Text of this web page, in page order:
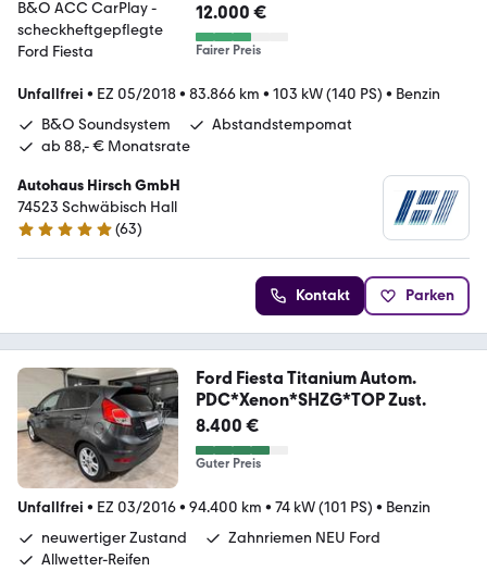
12.000 €
Fairer Preis
Unfallfrei • EZ 05/2018• 83.866 km • 103 kW (140 PS) • Benzin
B&O Soundsystem
Abstandstempomat
ab 88,- € Monatsrate
Autohaus Hirsch GmbH
74523 Schwäbisch Hall
4.9 Sterne
(63)
Kontakt Parken
Ford Fiesta Titanium Autom.
PDC*Xenon*SHZG*TOP Zust.
8.400 €
Guter Preis
Unfallfrei • EZ 03/2016• 94.400 km • 74 kW (101 PS) • Benzin
neuwertiger Zustand
Zahnriemen NEU Ford
Allwetter-Reifen